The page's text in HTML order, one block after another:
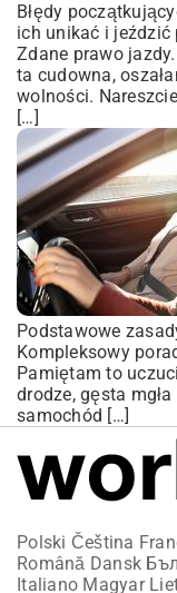
Błędy
ich unikać i jeździć
Zdane prawo
ta cudowna,
wolności.
[…]
Podstawowe
Kompleksowy
Pamiętam to
drodze, gęsta
samochód […]
Polski Čeština
Română Dansk
Italiano Magyar